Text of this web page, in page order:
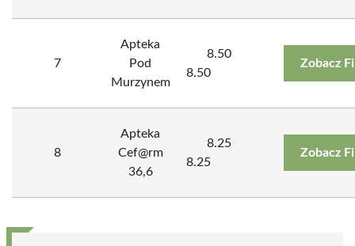
7
Apteka
Pod
Murzynem
8.50
8.50
Zobacz
8
Apteka
Cef@rm
36,6
8.25
8.25
Zobacz